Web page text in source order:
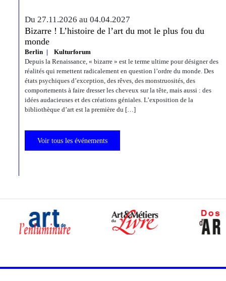
Du 27.11.2026 au 04.04.2027
Bizarre ! L’histoire de l’art du mot le plus fou du
monde
Berlin
Kulturforum
Depuis la Renaissance, « bizarre » est le terme ultime pour désigner des
réalités qui remettent radicalement en question l’ordre du monde. Des
états psychiques d’exception, des rêves, des monstruosités, des
comportements à faire dresser les cheveux sur la tête, mais aussi : des
idées audacieuses et des créations géniales. L’exposition de la
bibliothèque d’art est la première du […]
Voir tous les événements